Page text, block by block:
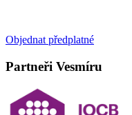
Objednat předplatné
Partneři Vesmíru